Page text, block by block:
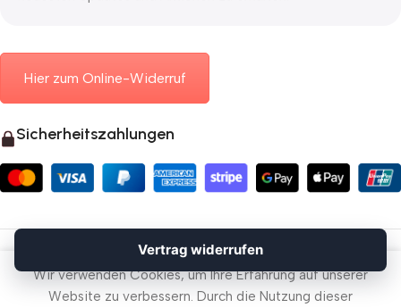
Hier zum Online-Widerruf
Sicherheitszahlungen
© 2026 Mauerkasten24.de
Wir verwenden Cookies, um Ihre Erfahrung auf unserer
Website zu verbessern. Durch die Nutzung dieser
Vertrag widerrufen
Vertrag widerrufen